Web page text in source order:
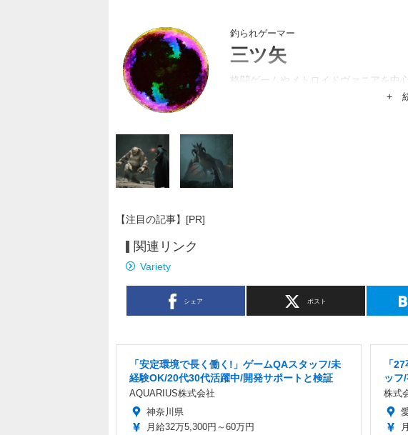
釣られゲーマー
三ツ矢
格闘ゲームやメトロイドヴァニアを中
紳士向けバナー画像によく釣られてい
+
【注目の記事】[PR]
関連リンク
Variety
シェア ポスト
「安定環境で長く働く!」ゲームQAスタッフ/未
経験OK/20代30代活躍中/開発サポートと検証
AQUARIUS株式会社
神奈川県
月給32万5,300円～60万円
「
ッフ
株式